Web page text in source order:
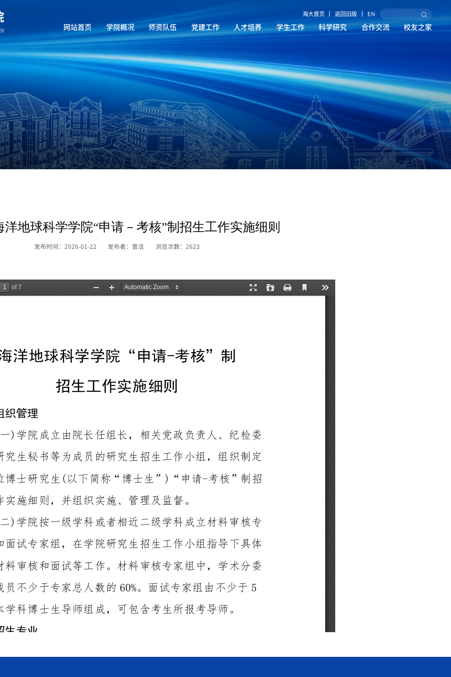
海大首页 返回旧版 EN
网站首页 学院概况 师资队伍 党建工作 人才培养 学生工作 科学研究 合作交流 校友之家
洋地球科学学院“申请－考核”制招生工作实施细则
发布时间：2026-01-22 发布者：曾洁 浏览次数： 2623